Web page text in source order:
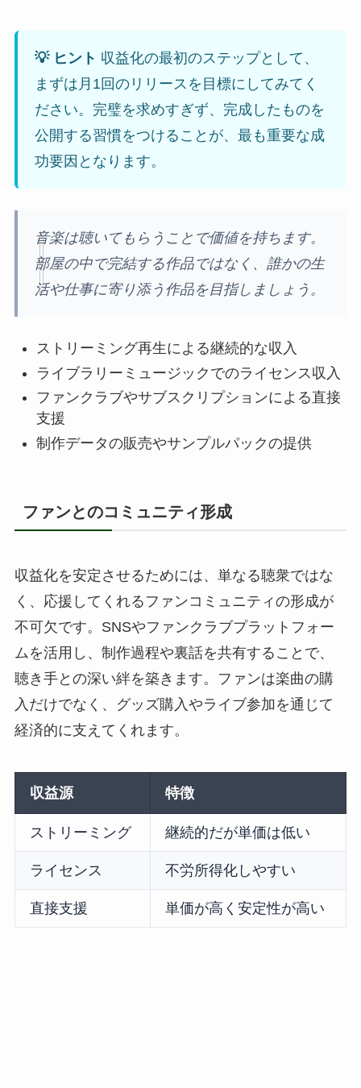
💡 ヒント 収益化の最初のステップとして、
まずは月1回のリリースを目標にしてみてく
ださい。完璧を求めすぎず、完成したものを
公開する習慣をつけることが、最も重要な成
功要因となります。
音楽は聴いてもらうことで価値を持ちます。
部屋の中で完結する作品ではなく、誰かの生
活や仕事に寄り添う作品を目指しましょう。
ストリーミング再生による継続的な収入
ライブラリーミュージックでのライセンス収入
ファンクラブやサブスクリプションによる直接
支援
制作データの販売やサンプルパックの提供
ファンとのコミュニティ形成
収益化を安定させるためには、単なる聴衆ではな
く、応援してくれるファンコミュニティの形成が
不可欠です。SNSやファンクラブプラットフォー
ムを活用し、制作過程や裏話を共有することで、
聴き手との深い絆を築きます。ファンは楽曲の購
入だけでなく、グッズ購入やライブ参加を通じて
経済的に支えてくれます。
収益源 特徴
ストリーミング 継続的だが単価は低い
ライセンス 不労所得化しやすい
直接支援 単価が高く安定性が高い